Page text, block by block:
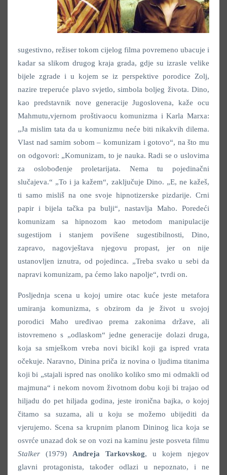
sugestivno, režiser tokom cijelog filma povremeno ubacuje i
kadar sa slikom drugog kraja grada, gdje su izrasle velike
bijele zgrade i u kojem se iz perspektive porodice Zolj,
nazire treperuće plavo svjetlo, simbola boljeg života. Dino,
kao predstavnik nove generacije Jugoslovena, kaže ocu
Mahmutu,vjernom proštivaocu komunizma i Karla Marxa:
„Ja mislim tata da u komunizmu neće biti nikakvih dilema.
Vlast nad samim sobom – komunizam i gotovo“, na što mu
on odgovori: „Komunizam, to je nauka. Radi se o uslovima
za oslobođenje proletarijata. Nema tu pojedinačni
slučajeva.“ „To i ja kažem“, zaključuje Dino. „E, ne kažeš,
ti samo misliš na one svoje hipnotizerske pizdarije. Crni
papir i bijela tačka pa bulji“, nastavlja Maho. Poredeći
komunizam sa hipnozom kao metodom manipulacije
sugestijom i stanjem povišene sugestibilnosti, Dino,
zapravo, nagovještava njegovu propast, jer on nije
ustanovljen iznutra, od pojedinca. „Treba svako u sebi da
napravi komunizam, pa ćemo lako napolje“, tvrdi on.
Posljednja scena u kojoj umire otac kuće jeste metafora
umiranja komunizma, s obzirom da je život u svojoj
porodici Maho uređivao prema zakonima države, ali
istovremeno s „odlaskom“ jedne generacije dolazi druga,
koja sa smješkom vreba novi bicikl koji ga ispred vrata
očekuje. Naravno, Dinina priča iz novina o ljudima titanima
koji bi „stajali ispred nas onoliko koliko smo mi odmakli od
majmuna“ i nekom novom životnom dobu koji bi trajao od
hiljadu do pet hiljada godina, jeste ironična bajka, o kojoj
čitamo sa suzama, ali u koju se možemo ubijediti da
vjerujemo. Scena sa krupnim planom Dininog lica koja se
osvrće unazad dok se on vozi na kaminu jeste posveta filmu
Stalker (1979) Andreja Tarkovskog, u kojem njegov
glavni protagonista, također odlazi u nepoznato, i ne